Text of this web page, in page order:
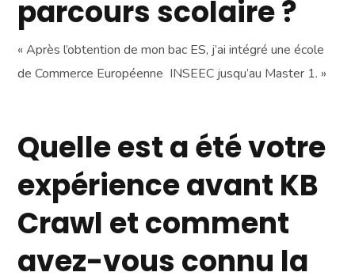
parcours scolaire ?
« Après l’obtention de mon bac ES, j’ai intégré une école
de Commerce Européenne INSEEC jusqu’au Master 1. »
Quelle est a été votre
expérience avant KB
Crawl et comment
avez-vous connu la